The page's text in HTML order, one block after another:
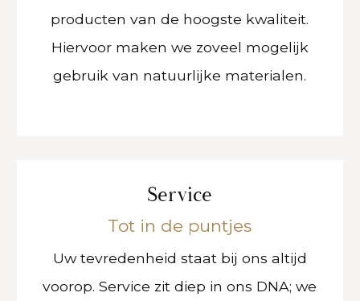
producten van de hoogste kwaliteit.
Hiervoor maken we zoveel mogelijk
gebruik van natuurlijke materialen.
Service
Tot in de puntjes
Uw tevredenheid staat bij ons altijd
voorop. Service zit diep in ons DNA; we